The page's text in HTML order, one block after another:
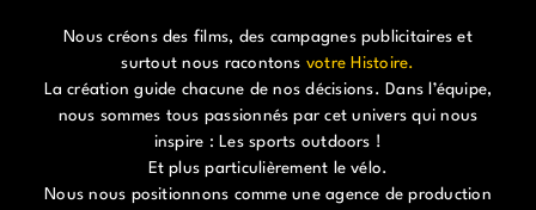
Nous créons des films, des campagnes publicitaires et
surtout nous racontons votre Histoire.
La création guide chacune de nos décisions. Dans l’équipe,
nous sommes tous passionnés par cet univers qui nous
inspire : Les sports outdoors !
Et plus particulièrement le vélo.
Nous nous positionnons comme une agence de production